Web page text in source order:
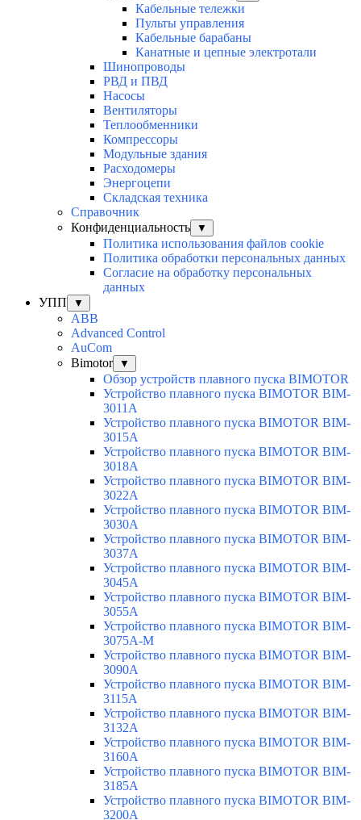
Кабельные тележки
Пульты управления
Кабельные барабаны
Канатные и цепные электротали
Шинопроводы
РВД и ПВД
Насосы
Вентиляторы
Теплообменники
Компрессоры
Модульные здания
Расходомеры
Энергоцепи
Складская техника
Справочник
Конфиденциальность
▼
Политика использования файлов cookie
Политика обработки персональных данных
Согласие на обработку персональных
данных
УПП
▼
ABB
Advanced Control
AuСom
Bimotor
▼
Обзор устройств плавного пуска BIMOTOR
Устройство плавного пуска BIMOTOR BIM-
3011A
Устройство плавного пуска BIMOTOR BIM-
3015A
Устройство плавного пуска BIMOTOR BIM-
3018A
Устройство плавного пуска BIMOTOR BIM-
3022A
Устройство плавного пуска BIMOTOR BIM-
3030A
Устройство плавного пуска BIMOTOR BIM-
3037A
Устройство плавного пуска BIMOTOR BIM-
3045A
Устройство плавного пуска BIMOTOR BIM-
3055A
Устройство плавного пуска BIMOTOR BIM-
3075A-M
Устройство плавного пуска BIMOTOR BIM-
3090A
Устройство плавного пуска BIMOTOR BIM-
3115A
Устройство плавного пуска BIMOTOR BIM-
3132A
Устройство плавного пуска BIMOTOR BIM-
3160A
Устройство плавного пуска BIMOTOR BIM-
3185A
Устройство плавного пуска BIMOTOR BIM-
3200A